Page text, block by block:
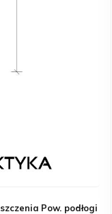
Pow. podłogi